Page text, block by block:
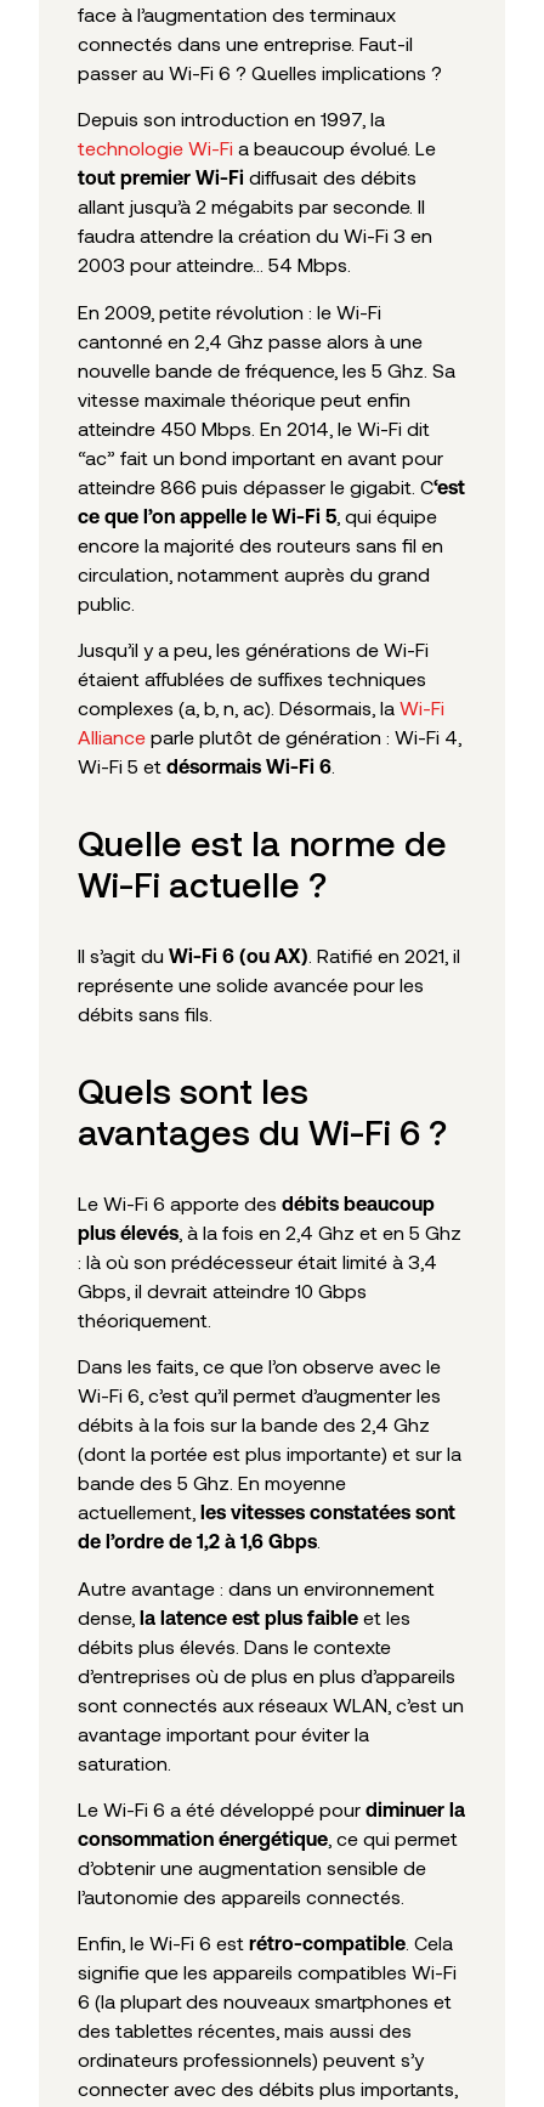
face à l’augmentation des terminaux
connectés dans une entreprise. Faut-il
passer au Wi-Fi 6 ? Quelles implications ?
Depuis son introduction en 1997, la
technologie Wi-Fi a beaucoup évolué. Le
tout premier Wi-Fi diffusait des débits
allant jusqu’à 2 mégabits par seconde. Il
faudra attendre la création du Wi-Fi 3 en
2003 pour atteindre… 54 Mbps.
En 2009, petite révolution : le Wi-Fi
cantonné en 2,4 Ghz passe alors à une
nouvelle bande de fréquence, les 5 Ghz. Sa
vitesse maximale théorique peut enfin
atteindre 450 Mbps. En 2014, le Wi-Fi dit
“ac” fait un bond important en avant pour
atteindre 866 puis dépasser le gigabit. C‘est
ce que l’on appelle le Wi-Fi 5 , qui équipe
encore la majorité des routeurs sans fil en
circulation, notamment auprès du grand
public.
Jusqu’il y a peu, les générations de Wi-Fi
étaient affublées de suffixes techniques
complexes (a, b, n, ac). Désormais, la Wi-Fi
Alliance parle plutôt de génération : Wi-Fi 4,
Wi-Fi 5 et désormais Wi-Fi 6
Quelle est la norme de
Wi-Fi actuelle ?
Il s’agit du Wi-Fi 6 (ou AX) . Ratifié en 2021, il
représente une solide avancée pour les
débits sans fils.
Quels sont les
avantages du Wi-Fi 6 ?
Le Wi-Fi 6 apporte des débits beaucoup
plus élevés , à la fois en 2,4 Ghz et en 5 Ghz
: là où son prédécesseur était limité à 3,4
Gbps, il devrait atteindre 10 Gbps
théoriquement.
Dans les faits, ce que l’on observe avec le
Wi-Fi 6, c’est qu’il permet d’augmenter les
débits à la fois sur la bande des 2,4 Ghz
(dont la portée est plus importante) et sur la
bande des 5 Ghz. En moyenne
actuellement,
les vitesses constatées sont
de l’ordre de 1,2 à 1,6 Gbps
Autre avantage : dans un environnement
dense, la latence est plus faible et les
débits plus élevés. Dans le contexte
d’entreprises où de plus en plus d’appareils
sont connectés aux réseaux WLAN, c’est un
avantage important pour éviter la
saturation.
Le Wi-Fi 6 a été développé pour diminuer la
consommation énergétique , ce qui permet
d’obtenir une augmentation sensible de
l’autonomie des appareils connectés.
Enfin, le Wi-Fi 6 est rétro-compatible . Cela
signifie que les appareils compatibles Wi-Fi
6 (la plupart des nouveaux smartphones et
des tablettes récentes, mais aussi des
ordinateurs professionnels) peuvent s’y
connecter avec des débits plus importants,